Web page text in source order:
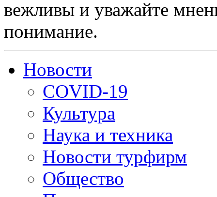
вежливы и уважайте
понимание.
Новости
COVID-19
Культура
Наука и техника
Новости турфирм
Общество